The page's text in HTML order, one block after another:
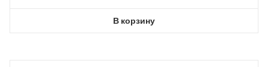
В корзину